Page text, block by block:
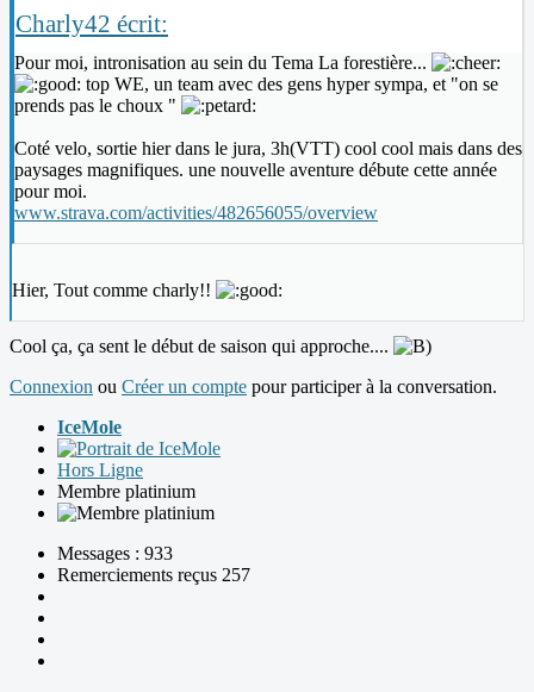
Charly42 écrit:
Pour moi, intronisation au sein du Tema La forestière...
top WE, un team avec des gens hyper sympa, et "on se
prends pas le choux "
Coté velo, sortie hier dans le jura, 3h(VTT) cool cool mais dans des
paysages magnifiques. une nouvelle aventure débute cette année
pour moi.
www.strava.com/activities/482656055/overview
Hier, Tout comme charly!!
Cool ça, ça sent le début de saison qui approche....
Connexion ou Créer un compte pour participer à la conversation.
IceMole
Hors Ligne
Membre platinium
Messages : 933
Remerciements reçus 257